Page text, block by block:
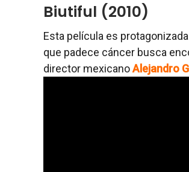
Biutiful (2010)
Esta película es
que padece cáncer busca
director mexicanoAlejandro